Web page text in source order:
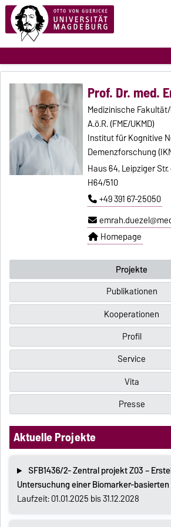
Prof. Dr. med.
Medizinische
A.ö.R. (FME/UKMD)
Institut für Kognitive
Demenzforschung
Haus 64, Leipziger
H64/510
+49 391 67-25050
Homepage
Projekte
Publikationen
Kooperationen
Profil
Service
Vita
Presse
Aktuelle Projekte
SFB1436/2- Zentral projekt Z03 –
Untersuchung einer Biomarker-
Laufzeit: 01.01.2025 bis 31.12.2028